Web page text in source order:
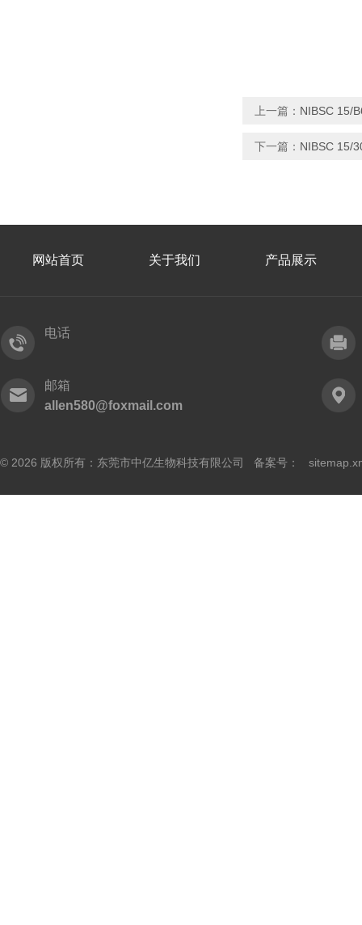
上一篇： NIBSC 15/
下一篇： NIBSC 15/
网站首页 关于我们 产品展示
电话
邮箱
allen580@foxmail.com
© 2026 版权所有：东莞市中亿生物科技有限公司 备案号：